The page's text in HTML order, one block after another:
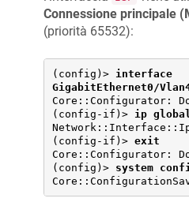
Connessione principale
(priorità 65532):
(config)> interface
GigabitEthernet0/
Core::Configurator:
(config-if)> ip
(config-if)> exit
Core::Configurator:
(config)> system